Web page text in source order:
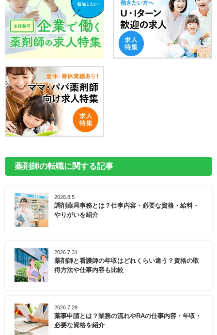
薬剤師の転職に関する記事
2026.8.5
調剤薬局事務とは？仕事内容・必要な資格・給料・
やりがいを紹介
2026.7.31
薬剤師と看護師の年収はどれくらい違う？資格の取
得方法や仕事内容も比較
2026.7.29
薬事申請とは？業務の流れやRAの仕事内容・年収・
必要な資格を紹介